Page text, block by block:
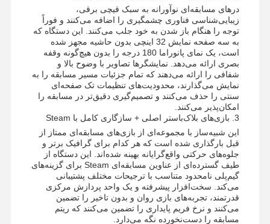
خانه محصولات فیلم های دربارهی ما
درهای مسابقه‌ای نوآورانه به سبک قیچی برقی،
زیبایی‌شناسی فناوری چشمگیری را اضافه می‌کنند و فوراً
توجه را هنگام باز شدن به خود جلب می‌کنند. این دستگاه که
به سه صفحه نمایش 32 اینچی بدون حاشیه مجهز شده
است، یک نمای پانوراما 180 درجه را بدون هیچ‌گونه وقفه
بصری ارائه می‌دهد. نمایشگرها تصاویر با وضوح بالا و
شفافی را ارائه می‌دهند که تمام جزئیات مسیر مسابقه را به
نمایش می‌گذارند، محدودیت‌های تنظیمات تک صفحه‌ای
سنتی را حذف می‌کنند و تصمیم‌گیری دقیق‌تر در مسابقه را
امکان‌پذیر می‌کنند.
3. بازی‌های بلاک‌باستر اصلی + سازگاری کامل با Steam
این شبیه‌ساز با مجموعه‌ای از بازی‌های مسابقه‌ای ممتاز از
قبل بارگذاری شده است که هر کدام برای گرافیک برتر و
جلوه‌های حرکتی واقع‌گرایانه بهینه شده‌اند. این دستگاه از
طیف گسترده‌ای از عناوین مسابقه‌ای Steam برای گزینه‌های
گیم‌پلی نامحدود متناسب با ترجیحات مختلف پشتیبانی
می‌کند. سخت‌افزار پیشرفته و یک واحد پردازش مرکزی
قدرتمند، تجربه‌های بازی روان و بدون تاخیر را تضمین
می‌کنند و نرخ فریم پایداری را تضمین می‌کنند که ریتم
مسابقه را دست‌نخورده نگه می‌دارد.